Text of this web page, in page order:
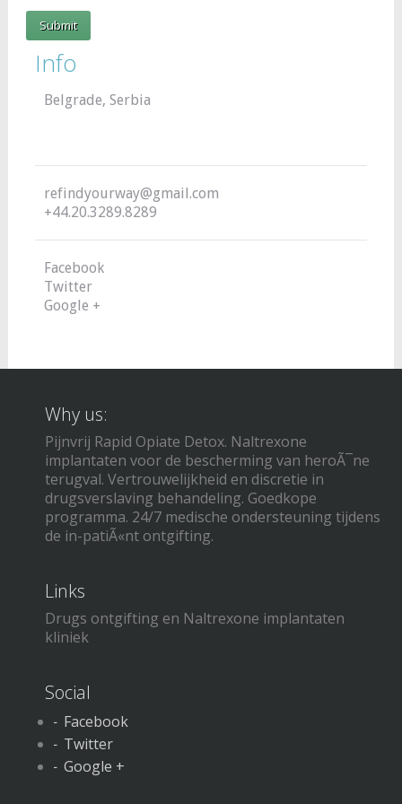
Info
Belgrade, Serbia
refindyourway@gmail.com
+44.20.3289.8289
Facebook
Twitter
Google +
Why us:
Pijnvrij Rapid Opiate Detox. Naltrexone
implantaten voor de bescherming van heroÃ¯ne
terugval. Vertrouwelijkheid en discretie in
drugsverslaving behandeling. Goedkope
programma. 24/7 medische ondersteuning tijdens
de in-patiÃ«nt ontgifting.
Links
Drugs ontgifting en Naltrexone implantaten
kliniek
Social
Facebook
Twitter
Google +